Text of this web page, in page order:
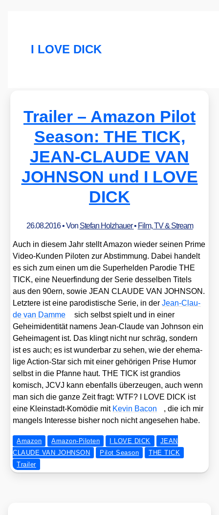
I LOVE DICK
Trailer – Amazon Pilot
Season: THE TICK,
JEAN-CLAUDE VAN
JOHNSON und I LOVE
DICK
26.08.2016• Von Stefan Holzhauer• Film, TV & Stream
Auch in die­sem Jahr stellt Ama­zon wie­der sei­nen Prime
Video-Kun­den Pilo­ten zur Abstim­mung. Dabei han­delt
es sich zum einen um die Super­hel­den Par­odie THE
TICK, eine Neu­erfin­dung der Serie des­sel­ben Titels
aus den 90ern, sowie JEAN CLAUDE VAN JOHNSON.
Letz­te­re ist eine par­odis­ti­sche Serie, in derJean-Clau­
de van Dam­me
sich selbst spielt und in einer
Geheim­iden­ti­tät namens Jean-Clau­de van John­son ein
Geheim­agent ist. Das klingt nicht nur schräg, son­dern
ist es auch; es ist wun­der­bar zu sehen, wie der ehe­ma­
li­ge Action-Star sich mit einer gehö­ri­gen Pri­se Humor
selbst in die Pfan­ne haut. THE TICK ist gran­di­os
komisch, JCVJ kann eben­falls über­zeu­gen, auch wenn
man sich die gan­ze Zeit fragt: WTF? I LOVE DICK ist
eine Klein­stadt-Komö­die mit Kevin Bacon
, die ich mir
man­gels Inter­es­se bis­her noch nicht ange­se­hen habe.
Amazon Amazon-Piloten I LOVE DICK
JEAN
CLAUDE VAN JOHNSON
Pilot Season
THE TICK
Trailer